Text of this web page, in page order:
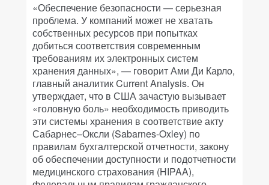
«Обеспечение безопасности — серьезная
проблема. У компаний может не хватать
собственных ресурсов при попытках
добиться соответствия современным
требованиям их электронных систем
хранения данных», — говорит Ами Ди Карло,
главный аналитик Current Analysis. Он
утверждает, что в США зачастую вызывает
«головную боль» необходимость приводить
эти системы хранения в соответствие акту
Сабарнес–Оксли (Sabarnes-Oxley) по
правилам бухгалтерской отчетности, закону
об обеспечении доступности и подотчетности
медицинского страхования (HIPAA),